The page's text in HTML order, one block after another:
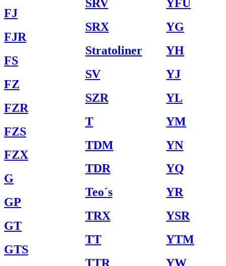
FJ
FJR
FS
FZ
FZR
FZS
FZX
G
GP
GT
GTS
SRV
SRX
Stratoliner
SV
SZR
T
TDM
TDR
Teo´s
TRX
TT
TTR
YFU
YG
YH
YJ
YL
YM
YN
YQ
YR
YSR
YTM
YW